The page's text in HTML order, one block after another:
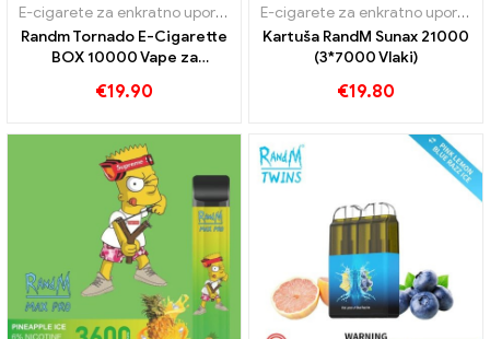
E-cigarete za enkratno uporabo
E-cigarete za enkratno uporabo
Randm Tornado E-Cigarette
BOX 10000 Vape za
Mesh Coil
€19.90
E-cigarete za enkratno uporabo
Kartuša RandM Sunax 21000
(3*7000 Vlaki)
€19.80